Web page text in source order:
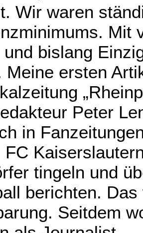
Wir waren
Mit
und bislang
Meine ersten
Peter
in
FC
tingeln und
berichten.
Seitdem